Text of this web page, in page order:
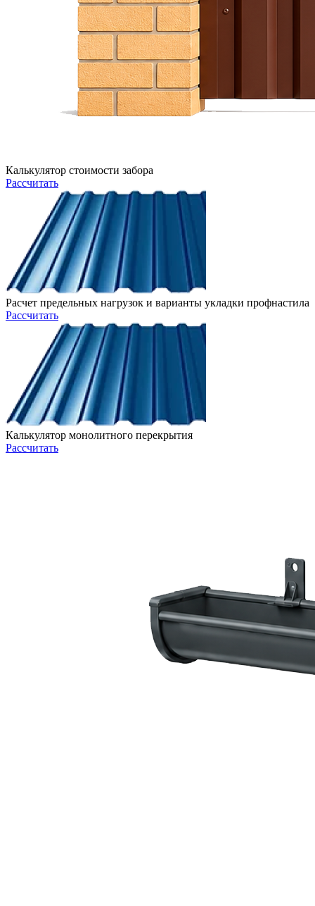
Калькулятор стоимости забора
Рассчитать
Расчет предельных нагрузок и варианты укладки профнастила
Рассчитать
Калькулятор монолитного перекрытия
Рассчитать